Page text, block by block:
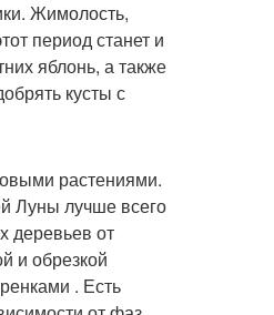
Жимолость,
период станет и
яблонь, а также
кусты с
растениями.
Луны лучше всего
деревьев от
и обрезкой
. Есть